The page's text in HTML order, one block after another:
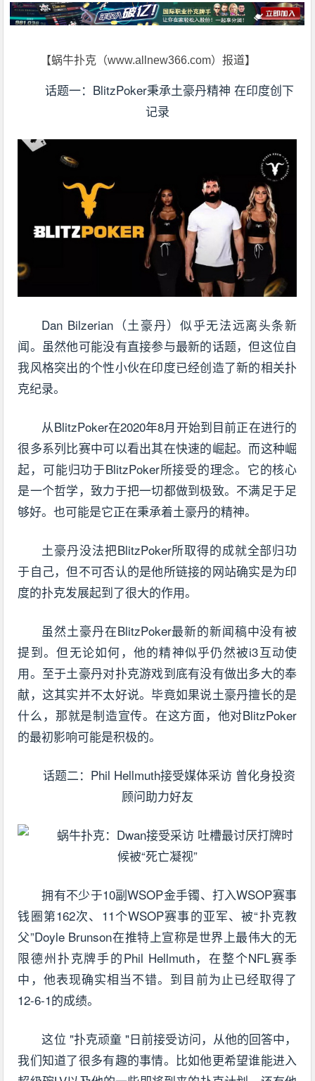
【蜗牛扑克（www.allnew366.com）报道】
话题一：BlitzPoker秉承土豪丹精神 在印度创下
记录
Dan Bilzerian（土豪丹）似乎无法远离头条新
闻。虽然他可能没有直接参与最新的话题，但这位自
我风格突出的个性小伙在印度已经创造了新的相关扑
克纪录。
从BlitzPoker在2020年8月开始到目前正在进行的
很多系列比赛中可以看出其在快速的崛起。而这种崛
起，可能归功于BlitzPoker所接受的理念。它的核心
是一个哲学，致力于把一切都做到极致。不满足于足
够好。也可能是它正在秉承着土豪丹的精神。
土豪丹没法把BlitzPoker所取得的成就全部归功
于自己，但不可否认的是他所链接的网站确实是为印
度的扑克发展起到了很大的作用。
虽然土豪丹在BlitzPoker最新的新闻稿中没有被
提到。但无论如何，他的精神似乎仍然被i3互动使
用。至于土豪丹对扑克游戏到底有没有做出多大的奉
献，这其实并不太好说。毕竟如果说土豪丹擅长的是
什么，那就是制造宣传。在这方面，他对BlitzPoker
的最初影响可能是积极的。
话题二：Phil Hellmuth接受媒体采访 曾化身投资
顾问助力好友
拥有不少于10副WSOP金手镯、打入WSOP赛事
钱圈第162次、11个WSOP赛事的亚军、被“扑克教
父”Doyle Brunson在推特上宣称是世界上最伟大的无
限德州扑克牌手的Phil Hellmuth，在整个NFL赛季
中，他表现确实相当不错。到目前为止已经取得了
12-6-1的成绩。
这位 "扑克顽童 "日前接受访问，从他的回答中，
我们知道了很多有趣的事情。比如他更希望谁能进入